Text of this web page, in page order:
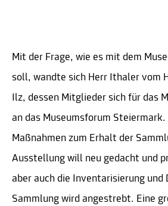
Mit der Frage, wie es mit dem
soll, wandte sich Herr Ithaler vom
Ilz, dessen Mitglieder sich für das
an das Museumsforum Steiermark.
Maßnahmen zum Erhalt der
Ausstellung will neu gedacht und
aber auch die Inventarisierung und
Sammlung wird angestrebt. Eine